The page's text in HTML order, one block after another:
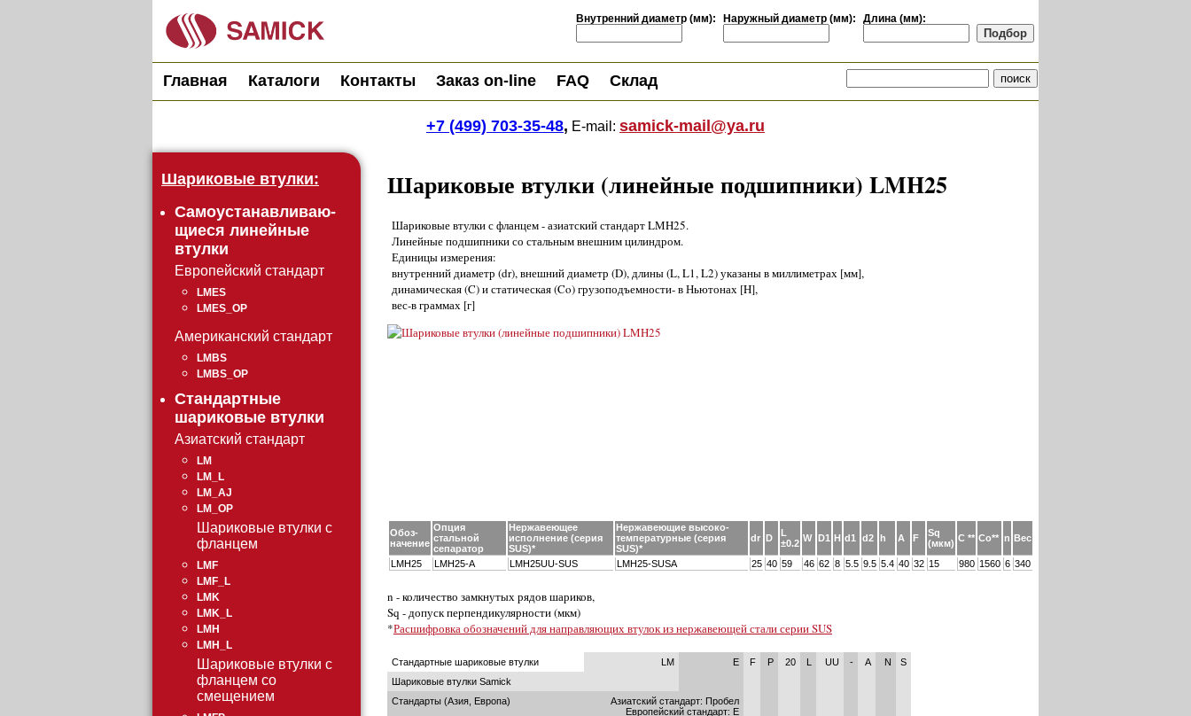
Внутренний диаметр (мм): Наружный диаметр (мм): Длина (мм):
Главная Каталоги Контакты Заказ on-line FAQ Склад
+7 (499) 703-35-48, E-mail: samick-mail@ya.ru
Шариковые втулки (линейные подшипники) LMH25
Шариковые втулки с фланцем - азиатский стандарт LMH25.
Линейные подшипники со стальным внешним цилиндром.
Единицы измерения:
внутренний диаметр (dr), внешний диаметр (D), длины (L, L1, L2) указаны в миллиметрах [мм],
динамическая (C) и статическая (Co) грузоподъемности- в Ньютонах [H],
вес-в граммах [г]
Обоз-
начение
Опция
стальной
сепаратор
Нержавеющее
исполнение (серия
SUS)*
Нержавеющие высоко-
температурные (серия
SUS)*
dr D
L
±0.2 W D1 H d1 d2 h A F
Sq
(мкм) C ** Co** n Вес
LMH25 LMH25-A LMH25UU-SUS LMH25-SUSA 25 40 59 46 62 8 5.5 9.5 5.4 40 32 15 980 1560 6 340
n - количество замкнутых рядов шариков,
Sq - допуск перпендикулярности (мкм)
*Расшифровка обозначений для направляющих втулок из нержавеющей стали серии SUS
Стандартные шариковые втулки LM E F P 20 L UU - A N
S
Шариковые втулки Samick
Стандарты (Азия, Европа)
Азиатский стандарт: Пробел
Европейский стандарт: E
Шариковые втулки:
Самоустанавливаю-
щиеся линейные
втулки
Европейский стандарт
LMES
LMES_OP
Американский стандарт
LMBS
LMBS_OP
Стандартные
шариковые втулки
Азиатский стандарт
LM
LM_L
LM_AJ
LM_OP
Шариковые втулки с
фланцем
LMF
LMF_L
LMK
LMK_L
LMH
LMH_L
Шариковые втулки с
фланцем со
смещением